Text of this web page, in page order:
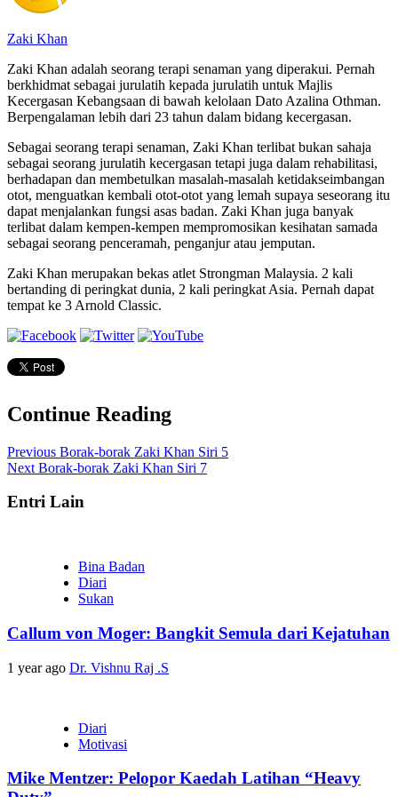
Zaki Khan
Zaki Khan adalah seorang terapi senaman yang diperakui. Pernah
berkhidmat sebagai jurulatih kepada jurulatih untuk Majlis
Kecergasan Kebangsaan di bawah kelolaan Dato Azalina Othman.
Berpengalaman lebih dari 23 tahun dalam bidang kecergasan.
Sebagai seorang terapi senaman, Zaki Khan terlibat bukan sahaja
sebagai seorang jurulatih kecergasan tetapi juga dalam rehabilitasi,
berhadapan dan membetulkan masalah-masalah ketidakseimbangan
otot, menguatkan kembali otot-otot yang lemah supaya seseorang itu
dapat menjalankan fungsi asas badan. Zaki Khan juga banyak
terlibat dalam kempen-kempen mempromosikan kesihatan samada
sebagai seorang penceramah, penganjur atau jemputan.
Zaki Khan merupakan bekas atlet Strongman Malaysia. 2 kali
bertanding di peringkat dunia, 2 kali peringkat Asia. Pernah dapat
tempat ke 3 Arnold Classic.
Continue Reading
Previous Borak-borak Zaki Khan Siri 5
Next Borak-borak Zaki Khan Siri 7
Entri Lain
Bina Badan
Diari
Sukan
Callum von Moger: Bangkit Semula dari Kejatuhan
1 year ago Dr. Vishnu Raj .S
Diari
Motivasi
Mike Mentzer: Pelopor Kaedah Latihan “Heavy